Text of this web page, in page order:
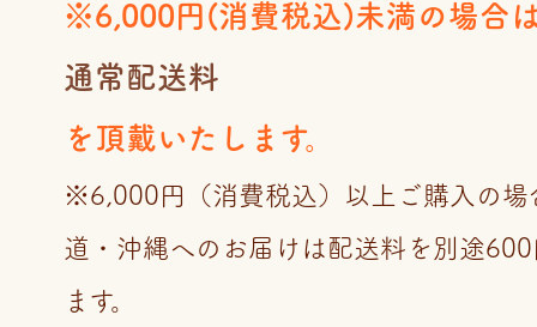
※6,000円(消費税込)未満の場合
通常配送料
を頂戴いたします。
※6,000円（消費税込）以上ご購入の場
道・沖縄へのお届けは配送料を別途
ます。